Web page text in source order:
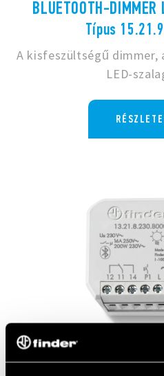
BLUETOOTH-DIMMER
Típus
A kisfeszültségű dimmer,
LED-
EGYCSATORNÁS, 6